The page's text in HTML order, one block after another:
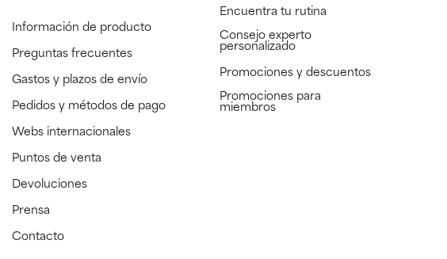
Información de producto
Preguntas frecuentes
Gastos y plazos de envío
Pedidos y métodos de pago
Webs internacionales
Puntos de venta
Devoluciones
Prensa
Contacto
Encuentra tu rutina
Consejo experto
personalizado
Promociones y descuentos​
Promociones para
miembros